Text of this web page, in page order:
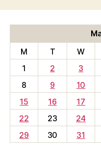
M
T W
1
2 3
8
9 10
15
16 17
22
23 24
29
30 31